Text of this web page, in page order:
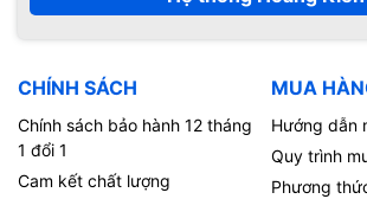
CHÍNH SÁCH
Chính sách bảo hành 12 tháng
1 đổi 1
Cam kết chất lượng
MUA
Hướng dẫn
Quy trình
Phương